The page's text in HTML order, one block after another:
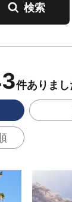
件ありまし
満
ち
藤田
細はこ